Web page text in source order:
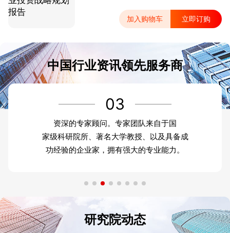
加入购物车 立即订购
中国行业资讯领先服务商
03
资深的专家顾问。专家团队来自于国
家级科研院所、著名大学教授、以及具备成
功经验的企业家，拥有强大的专业能力。
研究院动态